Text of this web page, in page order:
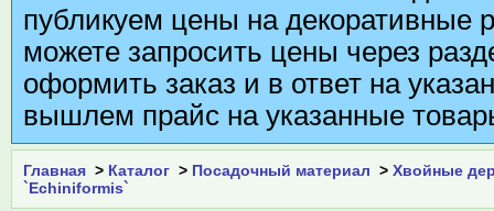
публикуем цены на декоративные
можете запросить цены через
оформить заказ и в ответ на
вышлем прайс на указанные
Главная > Каталог > Посадочный материал > Хвойные
`Echiniformis`